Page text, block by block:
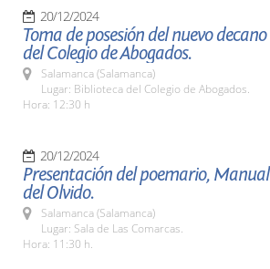
20/12/2024
Toma de posesión del nuevo decano
del Colegio de Abogados.
Salamanca (Salamanca)
Lugar: Biblioteca del Colegio de Abogados.
Hora: 12:30 h
20/12/2024
Presentación del poemario, Manual
del Olvido.
Salamanca (Salamanca)
Lugar: Sala de Las Comarcas.
Hora: 11:30 h.